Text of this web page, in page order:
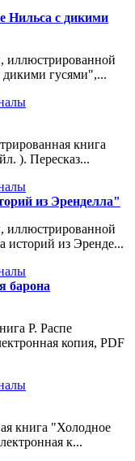
Нильса с дикими
иллюстрированной
дикими гусями",...
книга
). Пересказ...
из Эренделла"
иллюстрированной
историй из Эренде...
барона
Р. Распе
копия, PDF
книга "Холодное
к...